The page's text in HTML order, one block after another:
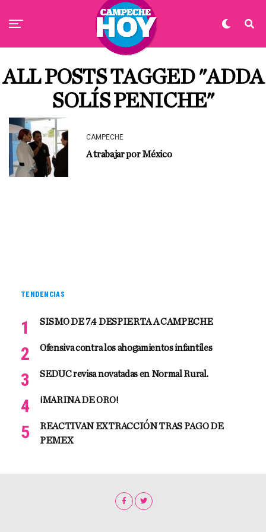
ALL POSTS TAGGED "ADDA
SOLÍS PENICHE"
CAMPECHE
A trabajar por México
TENDENCIAS
SISMO DE 7.4 DESPIERTA A CAMPECHE
Ofensiva contra los ahogamientos infantiles
SEDUC revisa novatadas en Normal Rural.
¡MARINA DE ORO!
REACTIVAN EXTRACCIÓN TRAS PAGO DE
PEMEX